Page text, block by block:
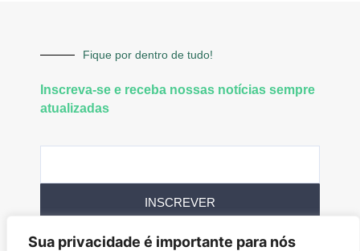
Sua privacidade é importante para nós
Fique por dentro de tudo!
Inscreva-se e receba nossas notícias sempre
atualizadas
INSCREVER